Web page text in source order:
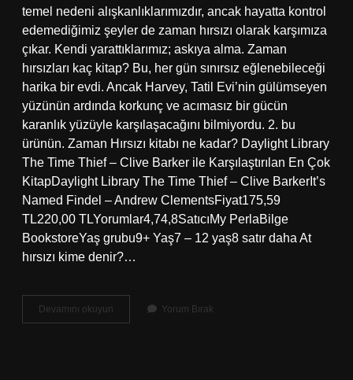
temel nedeni alışkanlıklarımızdır, ancak hayatta kontrol
edemediğimiz şeyler de zaman hırsızı olarak karşımıza
çıkar. Kendi yarattıklarımız; askıya alma. Zaman
hırsızları kaç kitap? Bu, her gün sınırsız eğlenebileceği
harika bir evdi. Ancak Harvey, Tatil Evi’nin gülümseyen
yüzünün ardında korkunç ve acımasız bir gücün
karanlık yüzüyle karşılaşacağını bilmiyordu. 2. bu
ürünün. Zaman Hırsızı kitabı ne kadar? Daylight Library
The Time Thief – Clive Barker ile Karşılaştırılan En Çok
KitapDaylight Library The Time Thief – Clive BarkerIt’s
Named Findel – Andrew ClementsFiyat175,59
TL220,00 TLYorumlar4,74,8SatıcıMy PerlaBilge
BookstoreYaş grubu9+ Yaş7 – 12 yaş8 satır daha At
hırsızı kime denir?…
Devamını okuyun
Hırsızı
Yorum Bırak